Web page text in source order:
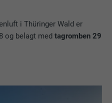
i Thüringer Wald er
og belagt medtagromben 29